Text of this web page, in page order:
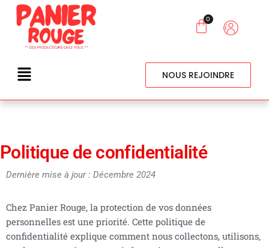
NOUS REJOINDRE
Politique de confidentialité
Dernière mise à jour : Décembre 2024
Chez Panier Rouge, la protection de vos données
personnelles est une priorité. Cette politique de
confidentialité explique comment nous collectons, utilisons,